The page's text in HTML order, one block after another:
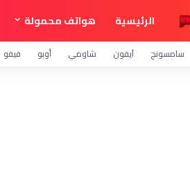
الرئيسية هواتف محمولة
سامسونج آيفون شاومي أوبو فيفو